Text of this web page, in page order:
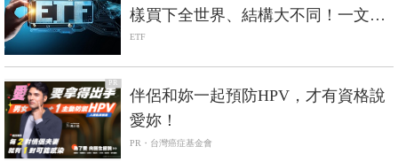
樣買下全世界、結構大不同！一文完
整剖析
ETF
PR
伴侶和妳一起預防HPV，才有資格說
愛妳！
PR・台灣癌症基金會